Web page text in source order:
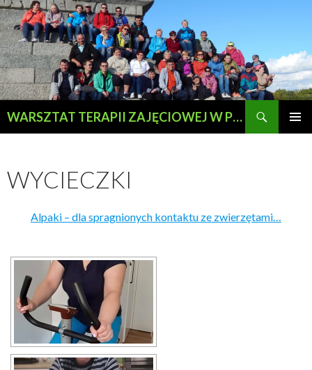
WARSZTAT TERAPII ZAJĘCIOWEJ W PRZEWOZIE
WYCIECZKI
Alpaki – dla spragnionych kontaktu ze zwierzętami…